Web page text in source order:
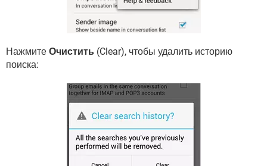
Нажмите Очистить (Clear), чтобы удалить историю
поиска: